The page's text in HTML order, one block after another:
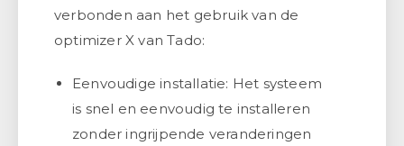
verbonden aan het gebruik van de
optimizer X van Tado:
Eenvoudige installatie: Het systeem
is snel en eenvoudig te installeren
zonder ingrijpende veranderingen